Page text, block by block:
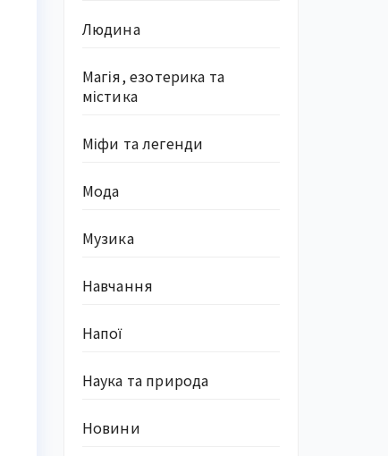
Людина
Магія, езотерика та
містика
Міфи та легенди
Мода
Музика
Навчання
Напої
Наука та природа
Новини